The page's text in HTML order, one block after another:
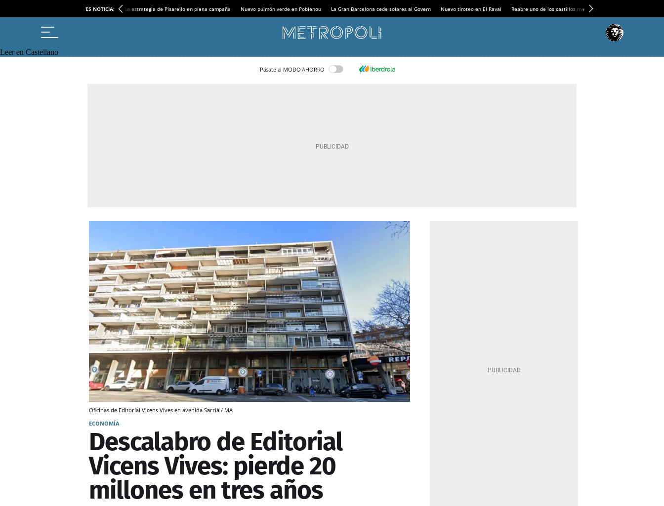
ES NOTICIA: La estrategia de Pisarello en plena campaña Nuevo pulmón verde en Poblenou La Gran Barcelona cede solares al Govern Nuevo tiroteo en El Raval Reabre uno de los castillos medievales más espectaculares
Leer en Castellano
Pásate al MODO AHORRO
Oficinas de Editorial Vicens Vives en avenida Sarrià / MA
ECONOMÍA
Descalabro de Editorial
Vicens Vives: pierde 20
millones en tres años